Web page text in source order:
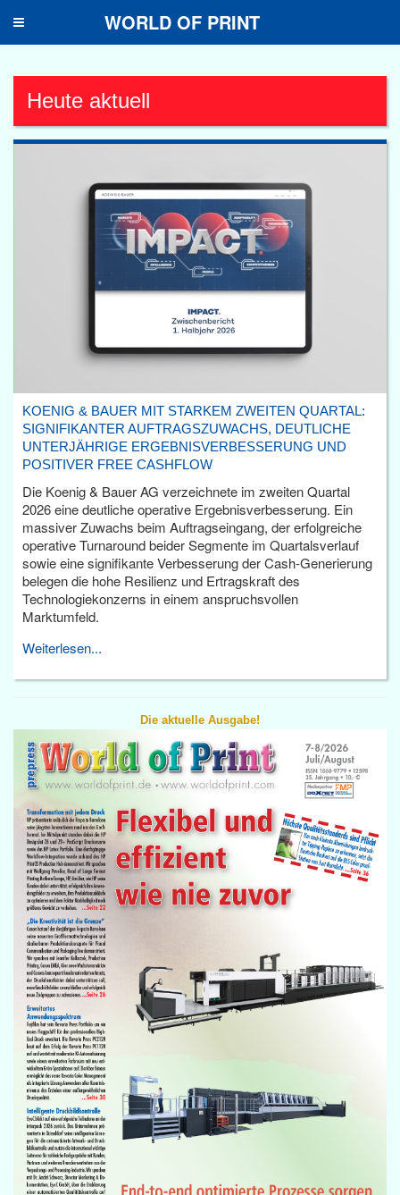
Toggle
WORLD OF PRINT
Heute aktuell
KOENIG & BAUER MIT STARKEM ZWEITEN QUARTAL:
SIGNIFIKANTER AUFTRAGSZUWACHS, DEUTLICHE
UNTERJÄHRIGE ERGEBNISVERBESSERUNG UND
POSITIVER FREE CASHFLOW
Die Koenig & Bauer AG verzeichnete im zweiten Quartal
2026 eine deutliche operative Ergebnisverbesserung. Ein
massiver Zuwachs beim Auftragseingang, der erfolgreiche
operative Turnaround beider Segmente im Quartalsverlauf
sowie eine signifikante Verbesserung der Cash-Generierung
belegen die hohe Resilienz und Ertragskraft des
Technologiekonzerns in einem anspruchsvollen
Marktumfeld.
Weiterlesen...
Die aktuelle Ausgabe!